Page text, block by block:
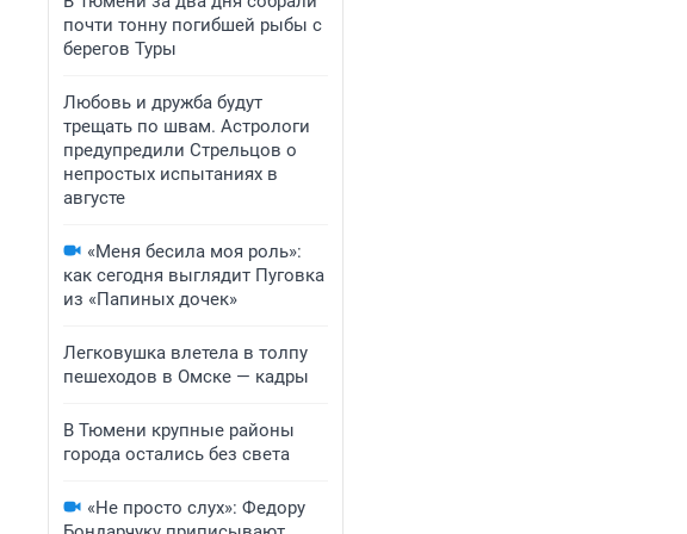
почти тонну погибшей рыбы с
берегов Туры
Любовь и дружба будут
трещать по швам. Астрологи
предупредили Стрельцов о
непростых испытаниях в
августе
«Меня бесила моя роль»:
как сегодня выглядит Пуговка
из «Папиных дочек»
Легковушка влетела в толпу
пешеходов в Омске — кадры
В Тюмени крупные районы
города остались без света
«Не просто слух»: Федору